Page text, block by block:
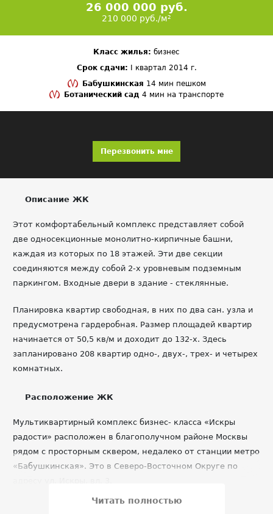
26 000 000 руб.
210 000 руб./м²
Класс жилья: бизнес
Срок сдачи: I квартал 2014 г.
Бабушкинская 14 мин пешком
Ботанический сад 4 мин на транспорте
Перезвонить мне
Описание ЖК
Этот комфортабельный комплекс представляет собой
две односекционные монолитно-кирпичные башни,
каждая из которых по 18 этажей. Эти две секции
соединяются между собой 2-х уровневым подземным
паркингом. Входные двери в здание - стеклянные.
Планировка квартир свободная, в них по два сан. узла и
предусмотрена гардеробная. Размер площадей квартир
начинается от 50,5 кв/м и доходит до 132-х. Здесь
запланировано 208 квартир одно-, двух-, трех- и четырех
комнатных.
Расположение ЖК
Мультиквартирный комплекс бизнес- класса «Искры
радости» расположен в благополучном районе Москвы
рядом с просторным сквером, недалеко от станции метро
«Бабушкинская». Это в Северо-Восточном Округе по
Читать полностью